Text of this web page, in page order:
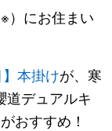
※）にお住まい
】本掛けが、寒
道デュアルキ
がおすすめ！